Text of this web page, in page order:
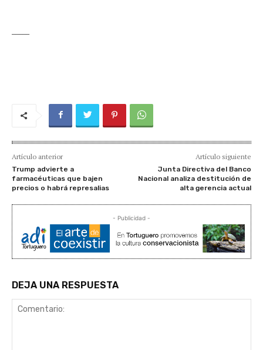
Artículo anterior
Trump advierte a
farmacéuticas que bajen
precios o habrá represalias
Artículo siguiente
Junta Directiva del Banco
Nacional analiza destitución de
alta gerencia actual
- Publicidad -
DEJA UNA RESPUESTA